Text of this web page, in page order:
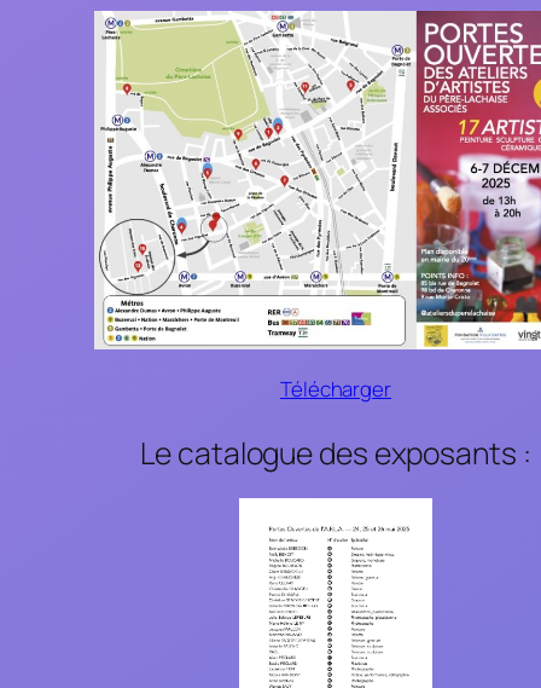
Télécharger
Le catalogue des exposants :